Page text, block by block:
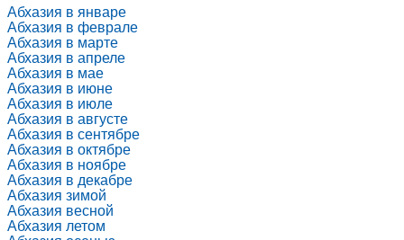
Абхазия в январе
Абхазия в феврале
Абхазия в марте
Абхазия в апреле
Абхазия в мае
Абхазия в июне
Абхазия в июле
Абхазия в августе
Абхазия в сентябре
Абхазия в октябре
Абхазия в ноябре
Абхазия в декабре
Абхазия зимой
Абхазия весной
Абхазия летом